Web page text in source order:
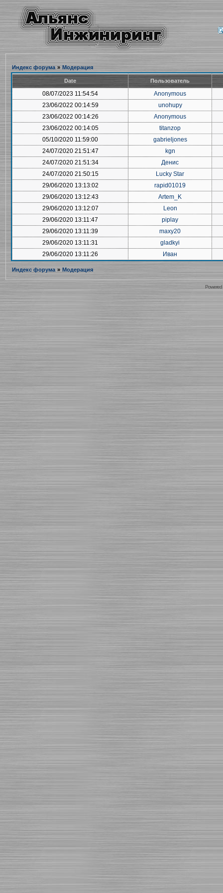
Индекс форума » Модерация
Date Пользователь
08/07/2023 11:54:54
Anonymous
23/06/2022 00:14:59
unohupy
23/06/2022 00:14:26
Anonymous
23/06/2022 00:14:05
titanzop
05/10/2020 11:59:00
gabrieljones
24/07/2020 21:51:47
kgn
24/07/2020 21:51:34
Денис
24/07/2020 21:50:15
Lucky Star
29/06/2020 13:13:02
rapid01019
29/06/2020 13:12:43
Artem_K
29/06/2020 13:12:07
Leon
29/06/2020 13:11:47
piplay
29/06/2020 13:11:39
maxy20
29/06/2020 13:11:31
gladkyi
29/06/2020 13:11:26
Иван
Индекс форума » Модерация